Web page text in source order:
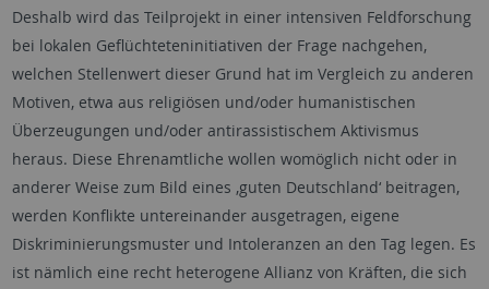
Deshalb wird das Teilprojekt in einer intensiven Feldforschung
bei lokalen Geflüchteteninitiativen der Frage nachgehen,
welchen Stellenwert dieser Grund hat im Vergleich zu anderen
Motiven, etwa aus religiösen und/oder humanistischen
Überzeugungen und/oder antirassistischem Aktivismus
heraus. Diese Ehrenamtliche wollen womöglich nicht oder in
anderer Weise zum Bild eines ‚guten Deutschland‘ beitragen,
werden Konflikte untereinander ausgetragen, eigene
Diskriminierungsmuster und Intoleranzen an den Tag legen. Es
ist nämlich eine recht heterogene Allianz von Kräften, die sich